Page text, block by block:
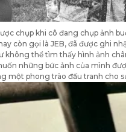
chụp khi cô đang chụp ảnh
còn gọi là JEB, đã được ghi
không thể tìm thấy hình ảnh
những bức ảnh của mình
một phong trào đấu tranh cho